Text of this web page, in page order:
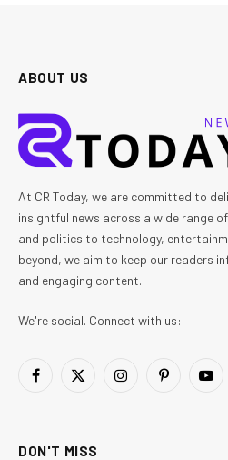
ABOUT US
At CR Today, we are committed to
insightful news across a wide range
and politics to technology,
beyond, we aim to keep our readers
and engaging content.
We're social. Connect with us:
Facebook
X
InstagramPinterest
DON'T MISS